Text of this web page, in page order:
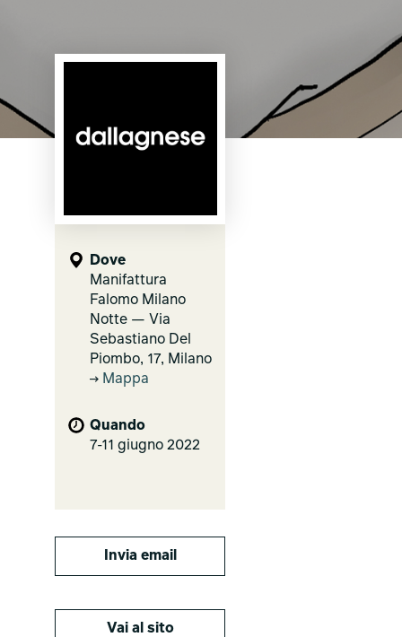
Dove
Manifattura
Falomo Milano
Notte — Via
Sebastiano Del
Piombo, 17, Milano
Mappa
Quando
7-11 giugno 2022
Invia email
Vai al sito